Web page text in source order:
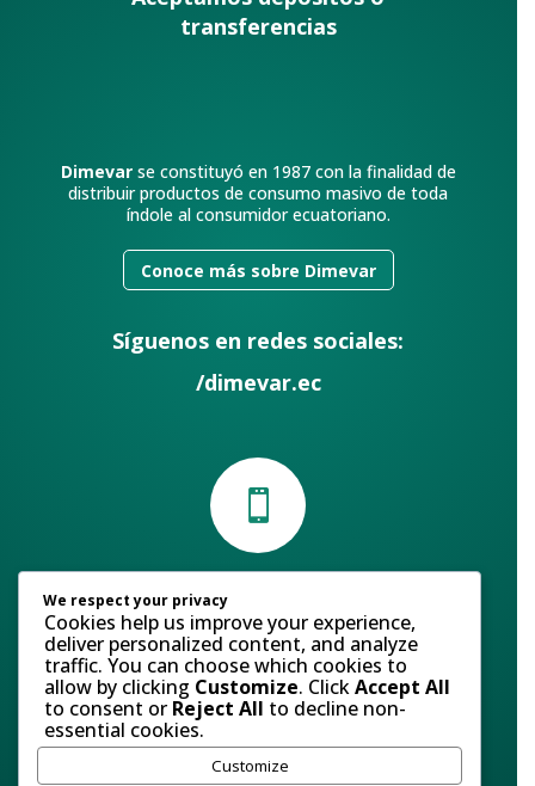
transferencias
Dimevarse constituyó en 1987 con la finalidad de
distribuir productos de consumo masivo de toda
índole al consumidor ecuatoriano.
Conoce más sobre Dimevar
Síguenos en redes sociales:
/dimevar.ec

Contáctanos
Atención al Cliente: (+593) 98 585 9275
Ventas:(+593) 98 013 2769
Servicio al cliente
ventasweb@dimevar.com.ec
We respect your privacy
Cookies help us improve your experience,
deliver personalized content, and analyze
traffic. You can choose which cookies to
allow by clicking Customize. ClickAccept All
to consent or Reject All to decline non-
essential cookies.
Customize